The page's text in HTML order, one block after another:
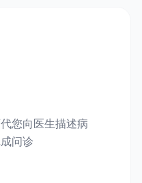
您向医生描述病
问诊